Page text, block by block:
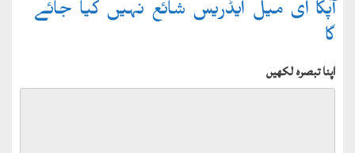
آپکا ای میل ایڈریس شائع نہیں کیا جائے
گا
اپنا تبصرہ لکھیں